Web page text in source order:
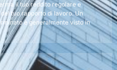
il tuo reddito regolare e
tuo rapporto di lavoro. Un
è generalmente visto in